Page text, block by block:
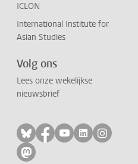
ICLON
International Institute for
Asian Studies
Volg ons
Lees onze wekelijkse
nieuwsbrief
Volg ons op bluesky
Volg ons op
Volg ons op
Volg ons
Volg
Volg ons op mastodon